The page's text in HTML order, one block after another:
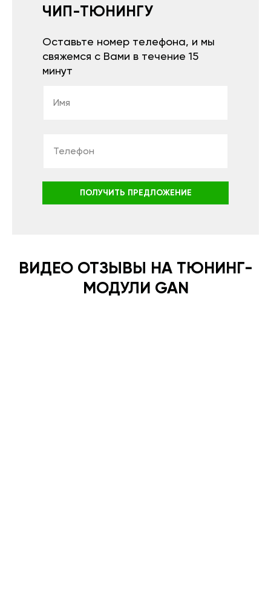
ЧИП-ТЮНИНГУ
Оставьте номер телефона, и мы
свяжемся с Вами в течение 15
минут
ПОЛУЧИТЬ ПРЕДЛОЖЕНИЕ
ВИДЕО ОТЗЫВЫ НА ТЮНИНГ-
МОДУЛИ GAN